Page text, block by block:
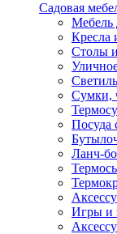
Садовая
Мебель
Кресла
Столы
Сумки,
Посуда
Ланч-
Игры и